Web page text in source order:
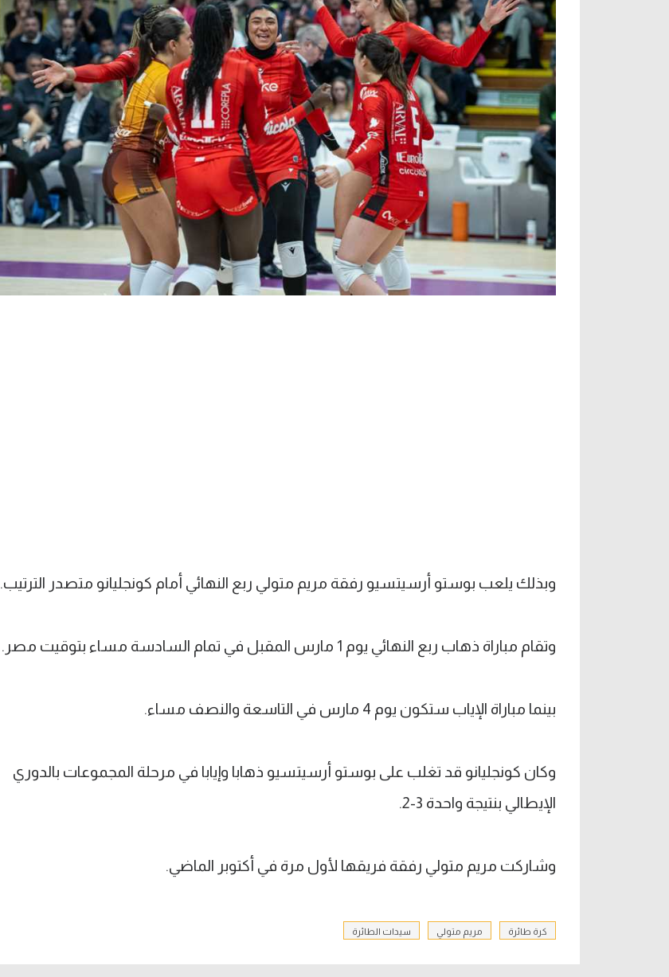
وبذلك يلعب بوستو أرسيتسيو رفقة مريم متولي ربع النهائي أمام كونجليانو متصدر الترتيب.
وتقام مباراة ذهاب ربع النهائي يوم 1 مارس المقبل في تمام السادسة مساء بتوقيت مصر.
بينما مباراة الإياب ستكون يوم 4 مارس في التاسعة والنصف مساء.
وكان كونجليانو قد تغلب على بوستو أرسيتسيو ذهابا وإيابا في مرحلة المجموعات بالدوري
الإيطالي بنتيجة واحدة 3-2.
وشاركت مريم متولي رفقة فريقها لأول مرة في أكتوبر الماضي.
كرة طائرة مريم متولي سيدات الطائرة